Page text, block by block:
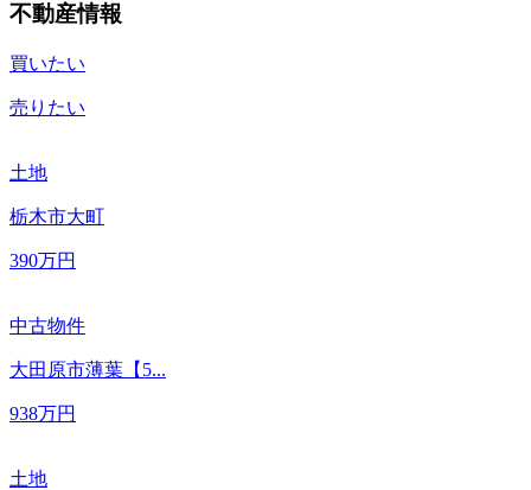
不動産情報
買いたい
売りたい
土地
栃木市大町
390万円
中古物件
大田原市薄葉【5...
938万円
土地